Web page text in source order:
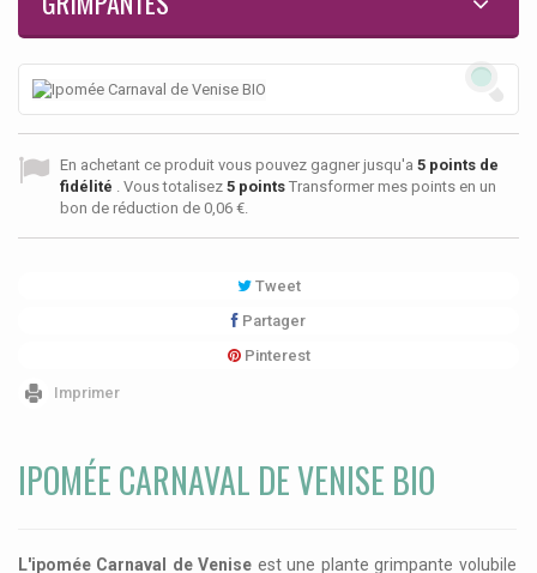
En achetant ce produit vous pouvez gagner jusqu'a 5 points de
fidélité
. Vous totalisez 5 points Transformer mes points en un
bon de réduction de 0,06 €
Tweet
Partager
Pinterest
Imprimer
IPOMÉE CARNAVAL DE VENISE BIO
L'ipomée Carnaval de Venise est une plante grimpante volubile